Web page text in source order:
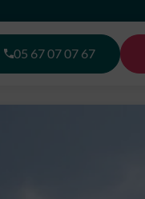
05 67 07 07 67